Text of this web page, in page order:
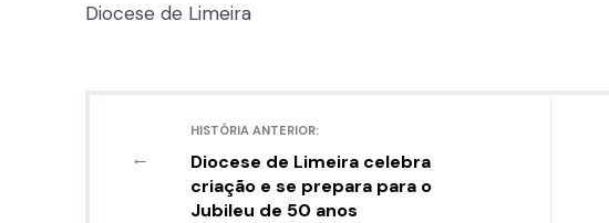
Diocese de Limeira
←
HISTÓRIA ANTERIOR:
Diocese de Limeira celebra
criação e se prepara para o
Jubileu de 50 anos